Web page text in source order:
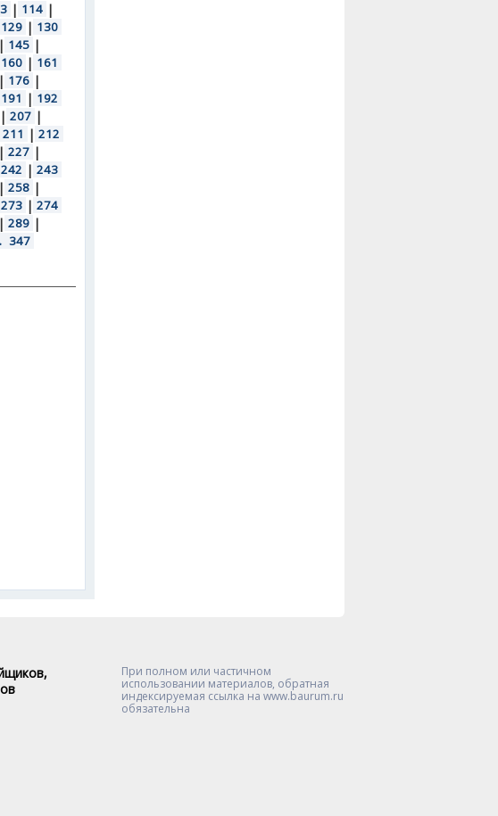
| 114 |
129 | 130
| 145 |
160 | 161
| 176 |
191 | 192
| 207 |
211 | 212
| 227 |
242 | 243
| 258 |
273 | 274
| 289 |
347
При полном или частичном
использовании материалов, обратная
индексируемая ссылка на www.baurum.ru
обязательна